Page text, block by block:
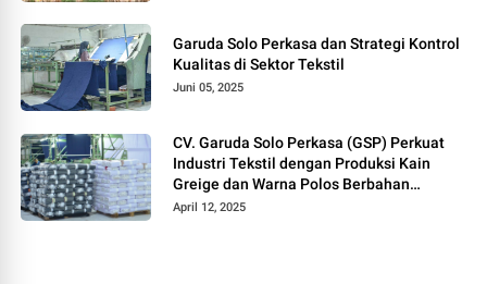
Garuda Solo Perkasa dan Strategi Kontrol
Kualitas di Sektor Tekstil
Juni 05, 2025
CV. Garuda Solo Perkasa (GSP) Perkuat
Industri Tekstil dengan Produksi Kain
Greige dan Warna Polos Berbahan
Tetoron Rayon
April 12, 2025